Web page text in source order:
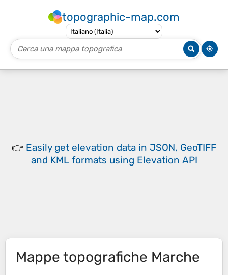
topographic-map.com
👉 Easily get elevation data in JSON, GeoTIFF
and KML formats using Elevation API
Mappe topografiche Marche